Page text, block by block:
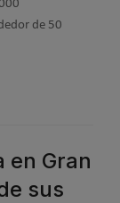
de 50
en Gran
sus